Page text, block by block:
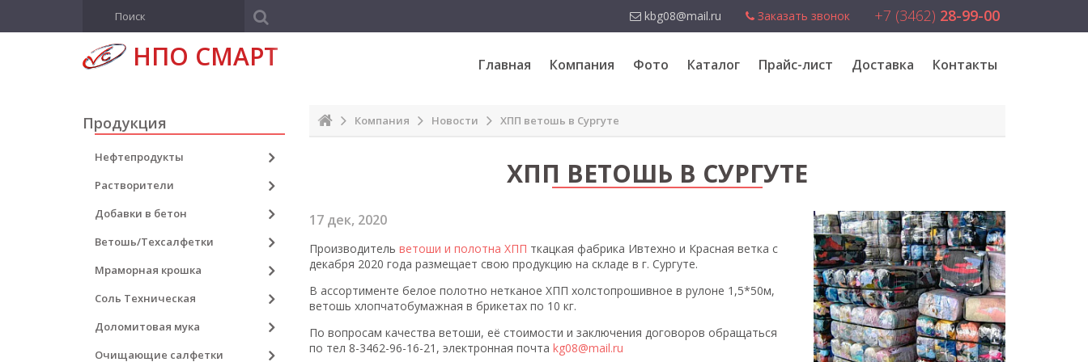
kbg08@mail.ru Заказать звонок +7 (3462) 28-99-00
НПО СМАРТ Главная Компания Фото Каталог Прайс-лист Доставка Контакты
Компания Новости ХПП ветошь в Сургуте
ХПП ВЕТОШЬ В СУРГУТЕ
17 дек, 2020
Производитель ветоши и полотна ХПП ткацкая фабрика Ивтехно и Красная ветка с
декабря 2020 года размещает свою продукцию на складе в г. Сургуте.
В ассортименте белое полотно нетканое ХПП холстопрошивное в рулоне 1,5*50м,
ветошь хлопчатобумажная в брикетах по 10 кг.
По вопросам качества ветоши, её стоимости и заключения договоров обращаться
по тел 8-3462-96-16-21, электронная почта kg08@mail.ru
Продукция
Нефтепродукты
Растворители
Добавки в бетон
Ветошь/Техсалфетки
Мраморная крошка
Соль Техническая
Доломитовая мука
Очищающие салфетки